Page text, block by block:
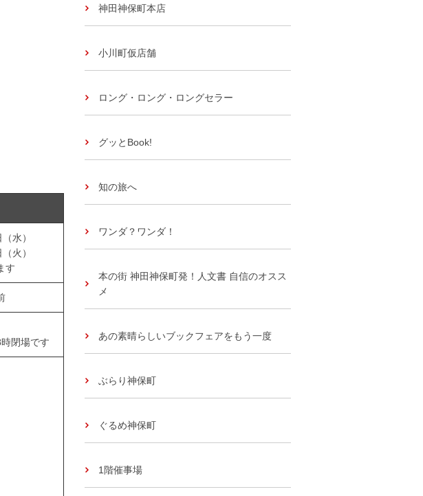
水）
火）
す
閉場です
神田神保町本店
小川町仮店舗
ロング・ロング・ロングセラー
グッとBook!
知の旅へ
ワンダ？ワンダ！
本の街 神田神保町発！人文書 自信のオスス
メ
あの素晴らしいブックフェアをもう一度
ぶらり神保町
ぐるめ神保町
1階催事場